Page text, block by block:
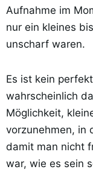
Aufnahme im
nur ein kleines
unscharf waren.
Es ist kein
wahrscheinlich
Möglichkeit,
vorzunehmen, in
damit man nicht
war, wie es sein